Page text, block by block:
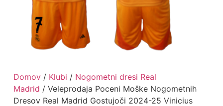
Domov/ Klubi / Nogometni dresi Real
Madrid / Veleprodaja Poceni Moške Nogometnih
Dresov Real Madrid Gostujoči 2024-25 Vinicius